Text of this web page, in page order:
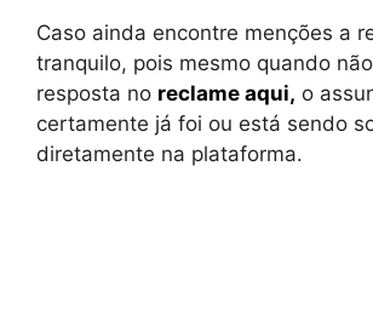
Caso ainda encontre menções a
tranquilo, pois mesmo quando
resposta no reclame aqui, o
certamente já foi ou está sendo
diretamente na plataforma.